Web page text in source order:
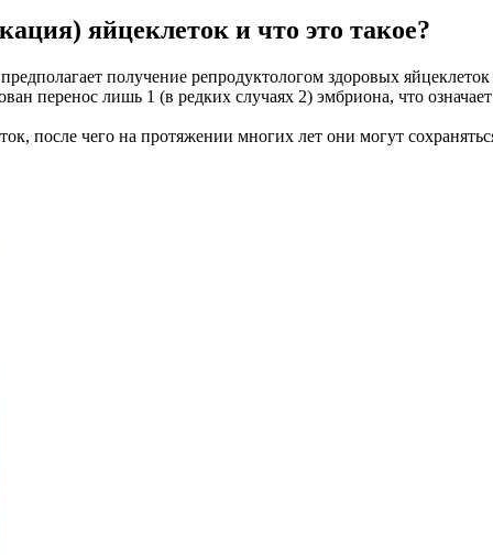
яйцеклеток и что это такое?
получение репродуктологом здоровых
перенос лишь 1 (в редких случаях 2) эмбриона, что
после чего на протяжении многих лет они могут